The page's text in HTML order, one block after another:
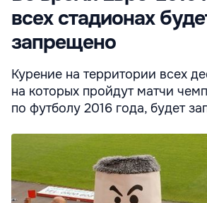
всех стадионах
запрещено
Курение на территории всех
на которых пройдут матчи
по футболу 2016 года, будет